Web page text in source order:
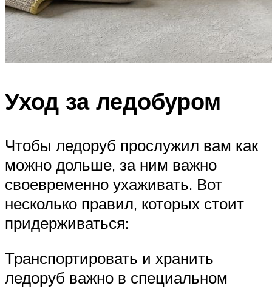
Уход за ледобуром
Чтобы ледоруб прослужил вам как
можно дольше, за ним важно
своевременно ухаживать. Вот
несколько правил, которых стоит
придерживаться:
Транспортировать и хранить
ледоруб важно в специальном